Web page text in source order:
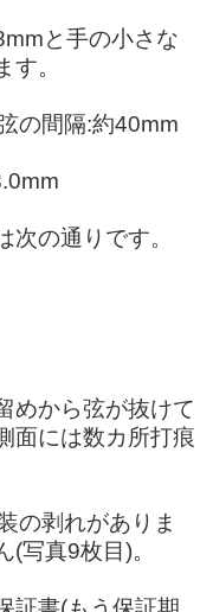
と手の小さな
。
の間隔:約40mm
の通りです。
めから弦が抜けて
面には数カ所打痕
の剥れがありま
写真9枚目)。